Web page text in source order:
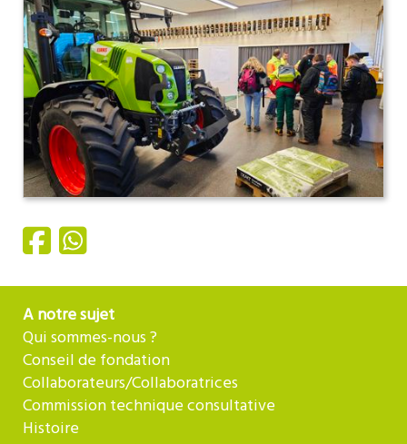
A notre sujet
Qui sommes-nous ?
Conseil de fondation
Collaborateurs/Collaboratrices
Commission technique consultative
Histoire